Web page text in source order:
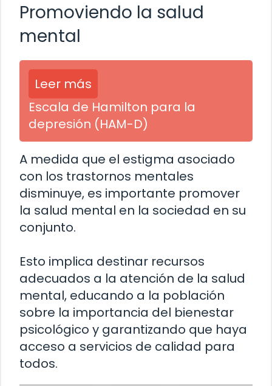
Promoviendo la salud
mental
Leer más
Escala de Hamilton para la
depresión (HAM-D)
A medida que el estigma asociado
con los trastornos mentales
disminuye, es importante promover
la salud mental en la sociedad en su
conjunto.
Esto implica destinar recursos
adecuados a la atención de la salud
mental, educando a la población
sobre la importancia del bienestar
psicológico y garantizando que haya
acceso a servicios de calidad para
todos.